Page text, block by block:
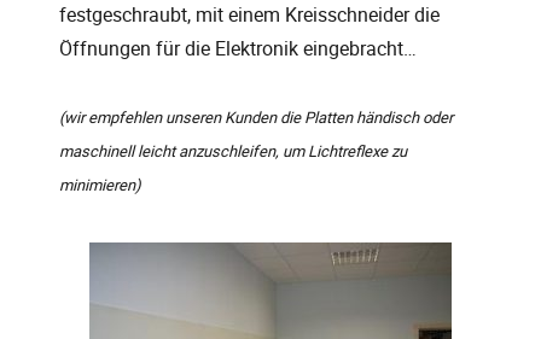
festgeschraubt, mit einem Kreisschneider die
Öffnungen für die Elektronik eingebracht…
(wir empfehlen unseren Kunden die Platten händisch oder
maschinell leicht anzuschleifen, um Lichtreflexe zu
minimieren)